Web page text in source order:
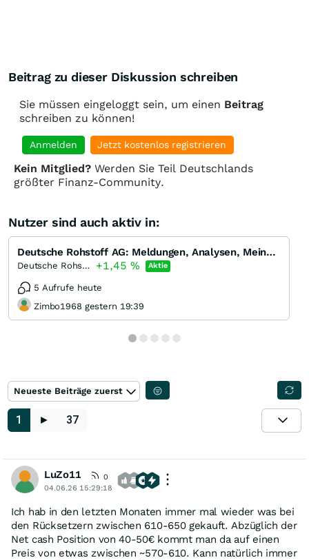
Beitrag zu dieser Diskussion schreiben
Sie müssen eingeloggt sein, um einen Beitrag
schreiben zu können!
Anmelden Jetzt kostenlos registrieren
Kein Mitglied? Werden Sie Teil Deutschlands
größter Finanz-Community.
Nutzer sind auch aktiv in:
Deutsche Rohstoff AG: Meldungen, Analysen, Meinungen
Deutsche Rohstoff +1,45 % Aktie
5 Aufrufe heute
Zimbo1968 gestern 19:39
Neueste Beiträge zuerst
1 ► 37
LuZo11
0
04.06.26 15:29:18
Ich hab in den letzten Monaten immer mal wieder was bei
den Rücksetzern zwischen 610-650 gekauft. Abzüglich der
Net cash Position von 40-50€ kommt man da auf einen
Preis von etwas zwischen ~570-610. Kann natürlich immer